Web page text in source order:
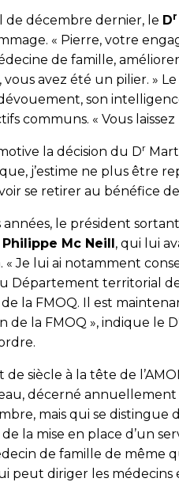
de décembre dernier, le Dr
« Pierre, votre
de famille,
avez été un pilier. » Le
son
communs. « Vous
la décision du Dr
j’estime ne plus être
se retirer au bénéfice
le président
Philippe Mc Neill, qui lui
« Je lui ai notamment
Département territorial
la FMOQ. Il est
de la FMOQ », indique le D
siècle à la tête de
décerné
mais qui se distingue
de la mise en place d’un
de famille de même
peut diriger les médecins